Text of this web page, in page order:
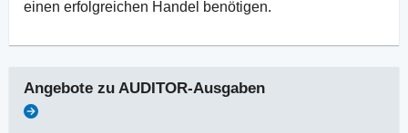
einen erfolgreichen Handel benötigen.
Angebote zu AUDITOR-Ausgaben